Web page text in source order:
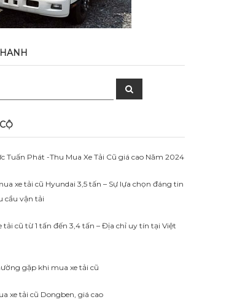
Search
Tuấn Phát -Thu Mua Xe Tải Cũ giá cao Năm 2024
xe tải cũ Hyundai 3,5 tấn – Sự lựa chọn đáng tin
cầu vận tải
tải cũ từ 1 tấn đến 3,4 tấn – Địa chỉ uy tín tại Việt
gặp khi mua xe tải cũ
xe tải cũ Dongben, giá cao